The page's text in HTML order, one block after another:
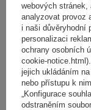
Počet jízdních kol:
Maximální hmotnost
Nosnost nosiče
kompatibilní s
webových stránek,
analyzovat provoz
i naši důvěryhodní
personalizaci
ochrany osobních
cookie-
jejich ukládáním
nebo přístupu k
„Konfigurace
odstraněním